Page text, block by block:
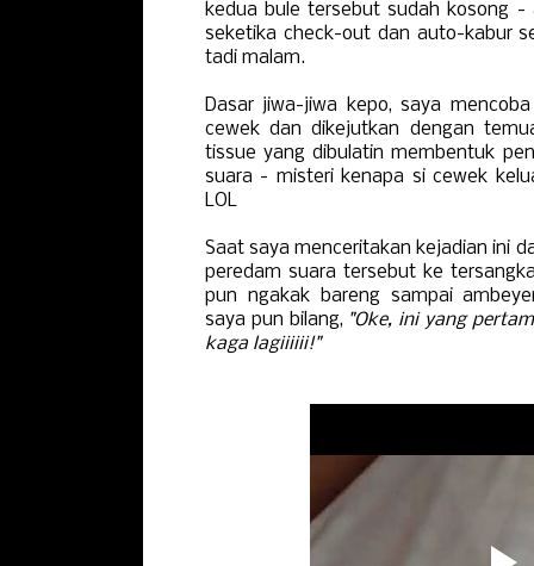
kedua bule tersebut sudah kosong -
seketika check-out dan auto-kabur
tadi malam.
Dasar jiwa-jiwa kepo, saya
cewek dan dikejutkan dengan
tissue yang dibulatin membentuk
suara - misteri kenapa si cewek
LOL
Saat saya menceritakan kejadian ini
peredam suara tersebut ke
pun ngakak bareng sampai
saya pun bilang, "Oke, ini yang
kaga lagiiiiii!"